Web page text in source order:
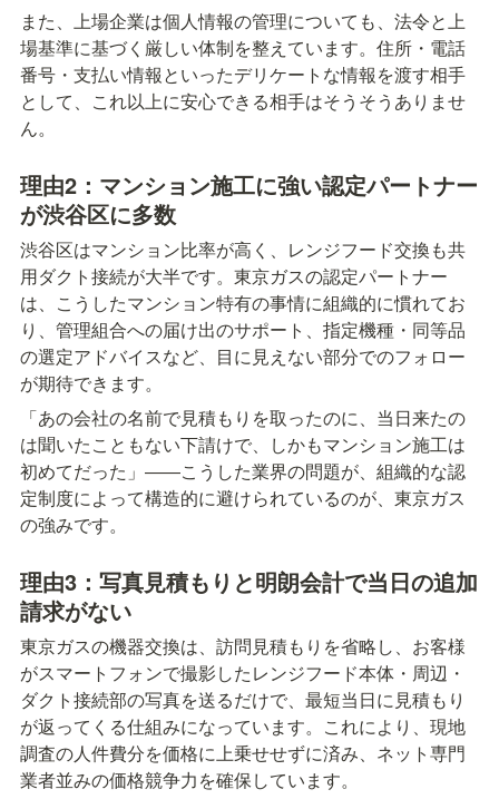
また、上場企業は個人情報の管理についても、法令と上
場基準に基づく厳しい体制を整えています。住所・電話
番号・支払い情報といったデリケートな情報を渡す相手
として、これ以上に安心できる相手はそうそうありませ
ん。
理由2：マンション施工に強い認定パートナー
が渋谷区に多数
渋谷区はマンション比率が高く、レンジフード交換も共
用ダクト接続が大半です。東京ガスの認定パートナー
は、こうしたマンション特有の事情に組織的に慣れてお
り、管理組合への届け出のサポート、指定機種・同等品
の選定アドバイスなど、目に見えない部分でのフォロー
が期待できます。
「あの会社の名前で見積もりを取ったのに、当日来たの
は聞いたこともない下請けで、しかもマンション施工は
初めてだった」――こうした業界の問題が、組織的な認
定制度によって構造的に避けられているのが、東京ガス
の強みです。
理由3：写真見積もりと明朗会計で当日の追加
請求がない
東京ガスの機器交換は、訪問見積もりを省略し、お客様
がスマートフォンで撮影したレンジフード本体・周辺・
ダクト接続部の写真を送るだけで、最短当日に見積もり
が返ってくる仕組みになっています。これにより、現地
調査の人件費分を価格に上乗せせずに済み、ネット専門
業者並みの価格競争力を確保しています。